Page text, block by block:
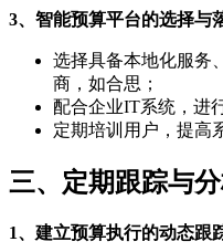
3、智能预算平台的选择与
选择具备本地化服务
商，如合思；
配合企业IT系统，进
定期培训用户，提高
三、定期跟踪与
1、建立预算执行的动态跟